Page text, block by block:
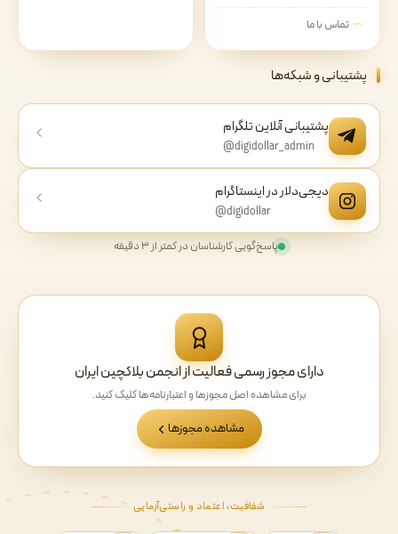
تماس با ما
پشتیبانی و شبکه‌ها
پشتیبانی آنلاین تلگرام
@digidollar_admin
دیجی‌دلار در اینستاگرام
@digidollar
پاسخ‌گویی کارشناسان در کمتر از ۳ دقیقه
دارای مجوز رسمی فعالیت از انجمن بلاکچین ایران
برای مشاهده اصل مجوزها و اعتبارنامه‌ها کلیک کنید.
مشاهده مجوزها
شفافیت، اعتماد و راستی‌آزمایی